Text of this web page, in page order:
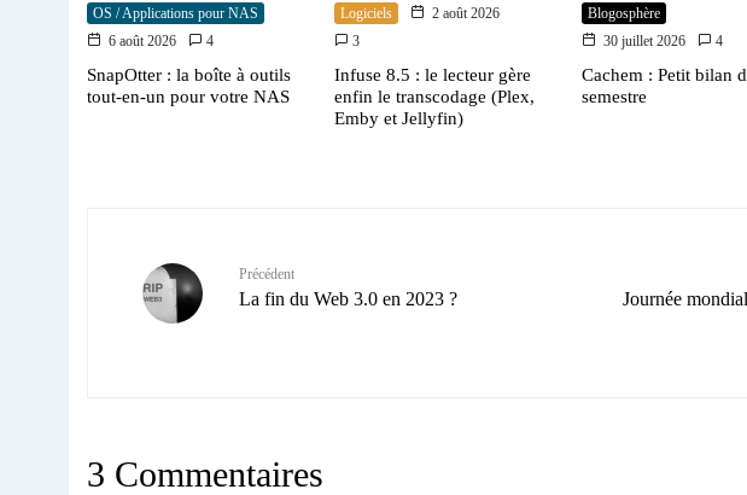
OS / Applications pour NAS
6 août 2026
4
SnapOtter : la boîte à outils
tout-en-un pour votre NAS
Logiciels
2 août 2026
3
Infuse 8.5 : le lecteur gère
enfin le transcodage (Plex,
Emby et Jellyfin)
Blogosphère
30 juillet 2026
4
Cachem : Petit bilan
semestre
Précédent
La fin du Web 3.0 en 2023 ?
Journée
3 Commentaires